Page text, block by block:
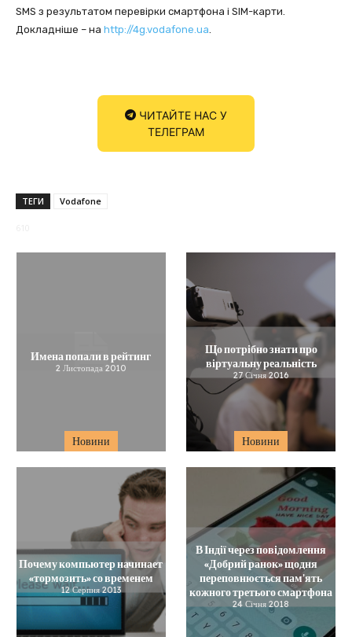
SMS з результатом перевірки смартфона і SIM-карти.
Докладніше – на http://4g.vodafone.ua.
ЧИТАЙТЕ НАС У
ТЕЛЕГРАМ
ТЕГИ Vodafone
Новини
Имена попали в рейтинг
2 Листопада 2010
Новини
Що потрібно знати про
віртуальну реальність
27 Січня 2016
Почему компьютер начинает
«тормозить» со временем
12 Серпня 2013
В Індії через повідомлення
«Добрий ранок» щодня
переповнюється пам’ять
кожного третього смартфона
24 Січня 2018